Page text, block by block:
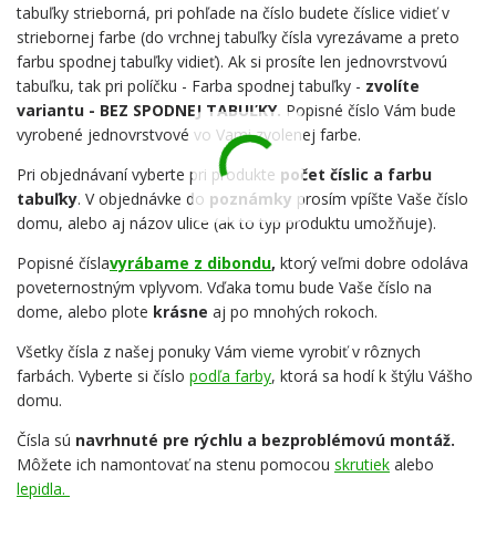
tabuľky strieborná, pri pohľade na číslo budete číslice vidieť v
striebornej farbe (do vrchnej tabuľky čísla vyrezávame a preto
farbu spodnej tabuľky vidieť). Ak si prosíte len jednovrstvovú
tabuľku, tak pri políčku - Farba spodnej tabuľky - zvolíte
variantu - BEZ SPODNEJ TABUĽKY. Popisné číslo Vám bude
vyrobené jednovrstvové vo Vami zvolenej farbe.
Pri objednávaní vyberte pri produkte počet číslic a farbu
tabuľky. V objednávke do poznámky prosím vpíšte Vaše číslo
domu, alebo aj názov ulice (ak to typ produktu umožňuje).
Popisné číslavyrábame z dibondu, ktorý veľmi dobre odoláva
poveternostným vplyvom. Vďaka tomu bude Vaše číslo na
dome, alebo plote krásne aj po mnohých rokoch.
Všetky čísla z našej ponuky Vám vieme vyrobiť v rôznych
farbách. Vyberte si číslo podľa farby, ktorá sa hodí k štýlu Vášho
domu.
Čísla sú navrhnuté pre rýchlu a bezproblémovú montáž.
Môžete ich namontovať na stenu pomocou skrutiek alebo
lepidla.